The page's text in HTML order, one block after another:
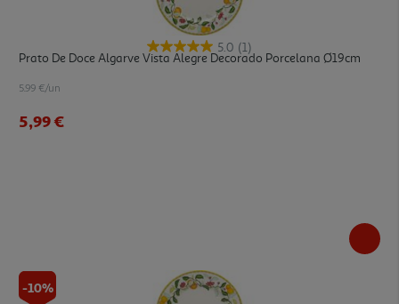
5.0 (1)
Prato De Doce Algarve Vista Alegre Decorado Porcelana Ø19cm
5.99 €/un
5,99 €
-10%